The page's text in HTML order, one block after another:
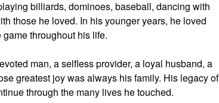
billiards, dominoes, baseball, dancing with
those he loved. In his younger years, he loved
throughout his life.
man, a selfless provider, a loyal husband, a
greatest joy was always his family. His legacy of
through the many lives he touched.